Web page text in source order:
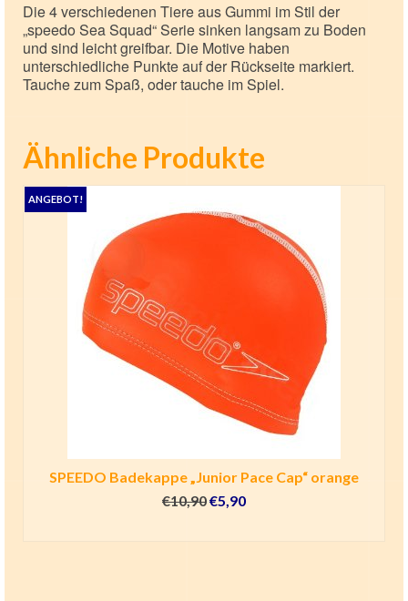
Die 4 verschiedenen Tiere aus Gummi im Stil der
„speedo Sea Squad“ Serie sinken langsam zu Boden
und sind leicht greifbar. Die Motive haben
unterschiedliche Punkte auf der Rückseite markiert.
Tauche zum Spaß, oder tauche im Spiel.
Ähnliche Produkte
ANGEBOT!
SPEEDO Badekappe „Junior Pace Cap“ orange
€10,90Ursprünglicher
€5,90Aktueller